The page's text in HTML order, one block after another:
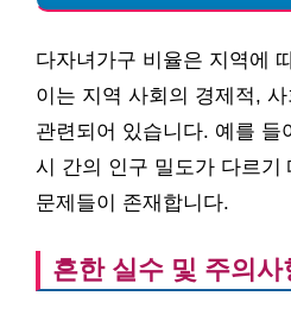
다자녀가구 비율은 지역에
이는 지역 사회의 경제적,
관련되어 있습니다. 예를 들
시 간의 인구 밀도가 다르기
문제들이 존재합니다.
흔한 실수 및 주의사